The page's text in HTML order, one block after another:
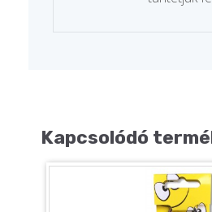
Kapcsolódó